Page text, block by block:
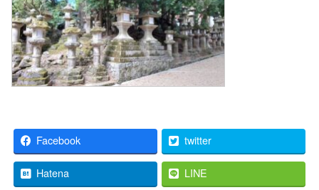
Facebook twitter
Hatena LINE